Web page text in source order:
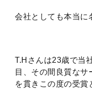
会社としても本当に
T.Hさんは23歳で当
目、その間良質なサ
を貫きこの度の受賞